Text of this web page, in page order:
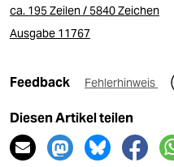
ca. 195 Zeilen / 5840 Zeichen
Ausgabe 11767
Feedback Fehlerhinweis
Diesen Artikel teilen